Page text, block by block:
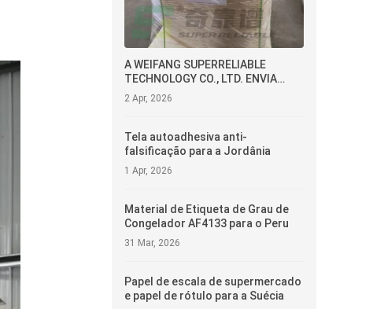
A WEIFANG SUPERRELIABLE
TECHNOLOGY CO., LTD. ENVIA
PAPEL SINTÉTICO
TERMOSSENSÍVEL COM ADESIVO
O EQUADOR
2 Apr, 2026
Tela autoadhesiva anti-
falsificação para a Jordânia
1 Apr, 2026
Material de Etiqueta de Grau de
Congelador AF4133 para o Peru
31 Mar, 2026
Papel de escala de supermercado
e papel de rótulo para a Suécia